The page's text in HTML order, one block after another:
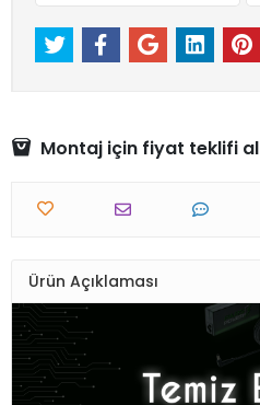
Montaj için fiyat teklifi al
Ürün Açıklaması